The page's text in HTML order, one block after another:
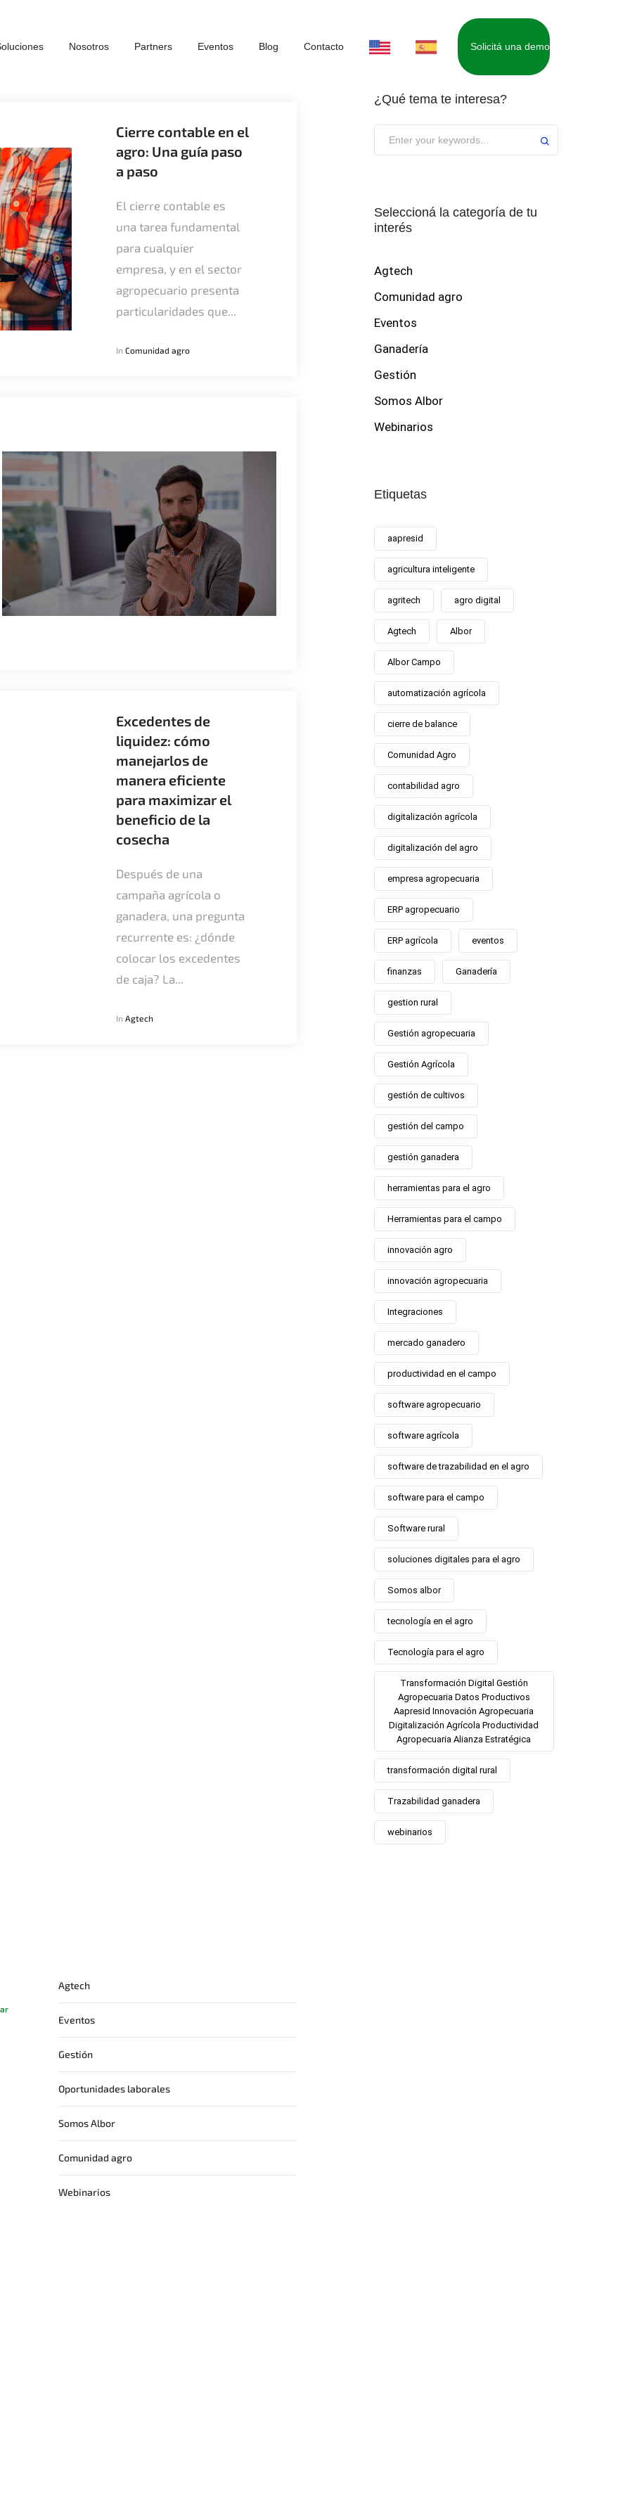
Nosotros Partners Eventos Blog Contacto Solicitá una demo
Cierre contable en el
agro: Una guía paso
a paso
El cierre contable es
una tarea fundamental
para cualquier
empresa, y en el sector
agropecuario presenta
particularidades que...
InComunidad agro
Excedentes de
liquidez: cómo
manejarlos de
manera eficiente
para maximizar el
beneficio de la
cosecha
Después de una
campaña agrícola o
ganadera, una pregunta
recurrente es: ¿dónde
colocar los excedentes
de caja? La...
In Agtech
Agtech
Eventos
Gestión
Oportunidades laborales
Somos Albor
Comunidad agro
Webinarios
¿Qué tema te interesa?
Seleccioná la categoría de tu
interés
Agtech
Comunidad agro
Eventos
Ganadería
Gestión
Somos Albor
Webinarios
Etiquetas
aapresid
agricultura inteligente
agritech agro digital
Agtech Albor
Albor Campo
automatización agrícola
cierre de balance
Comunidad Agro
contabilidad agro
digitalización agrícola
digitalización del agro
empresa agropecuaria
ERP agropecuario
ERP agrícola eventos
finanzas Ganadería
gestion rural
Gestión agropecuaria
Gestión Agrícola
gestión de cultivos
gestión del campo
gestión ganadera
herramientas para el agro
Herramientas para el campo
innovación agro
innovación agropecuaria
Integraciones
mercado ganadero
productividad en el campo
software agropecuario
software agrícola
software de trazabilidad en el agro
software para el campo
Software rural
soluciones digitales para el agro
Somos albor
tecnología en el agro
Tecnología para el agro
Transformación Digital Gestión
Agropecuaria Datos Productivos
Aapresid Innovación Agropecuaria
Digitalización Agrícola Productividad
Agropecuaria Alianza Estratégica
transformación digital rural
Trazabilidad ganadera
webinarios